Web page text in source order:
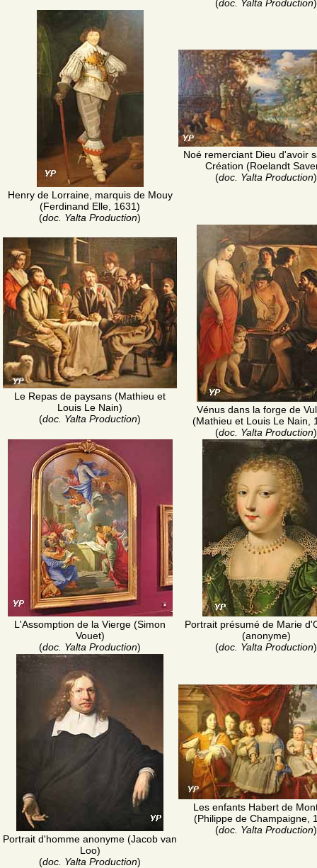
(doc. Yalta Production)
Henry de Lorraine, marquis de Mouy
(Ferdinand Elle, 1631)
(doc. Yalta Production)
Noé remerciant Dieu d'avoir
Création (Roelandt
(doc. Yalta Production)
Le Repas de paysans (Mathieu et
Louis Le Nain)
(doc. Yalta Production)
Vénus dans la forge de
(Mathieu et Louis Le Nain,
(doc. Yalta Production)
L'Assomption de la Vierge (Simon
Vouet)
(doc. Yalta Production)
Portrait présumé de Marie
(anonyme)
(doc. Yalta Production)
Portrait d'homme anonyme (Jacob van
Loo)
(doc. Yalta Production)
Les enfants Habert de
(Philippe de Champaigne,
(doc. Yalta Production)